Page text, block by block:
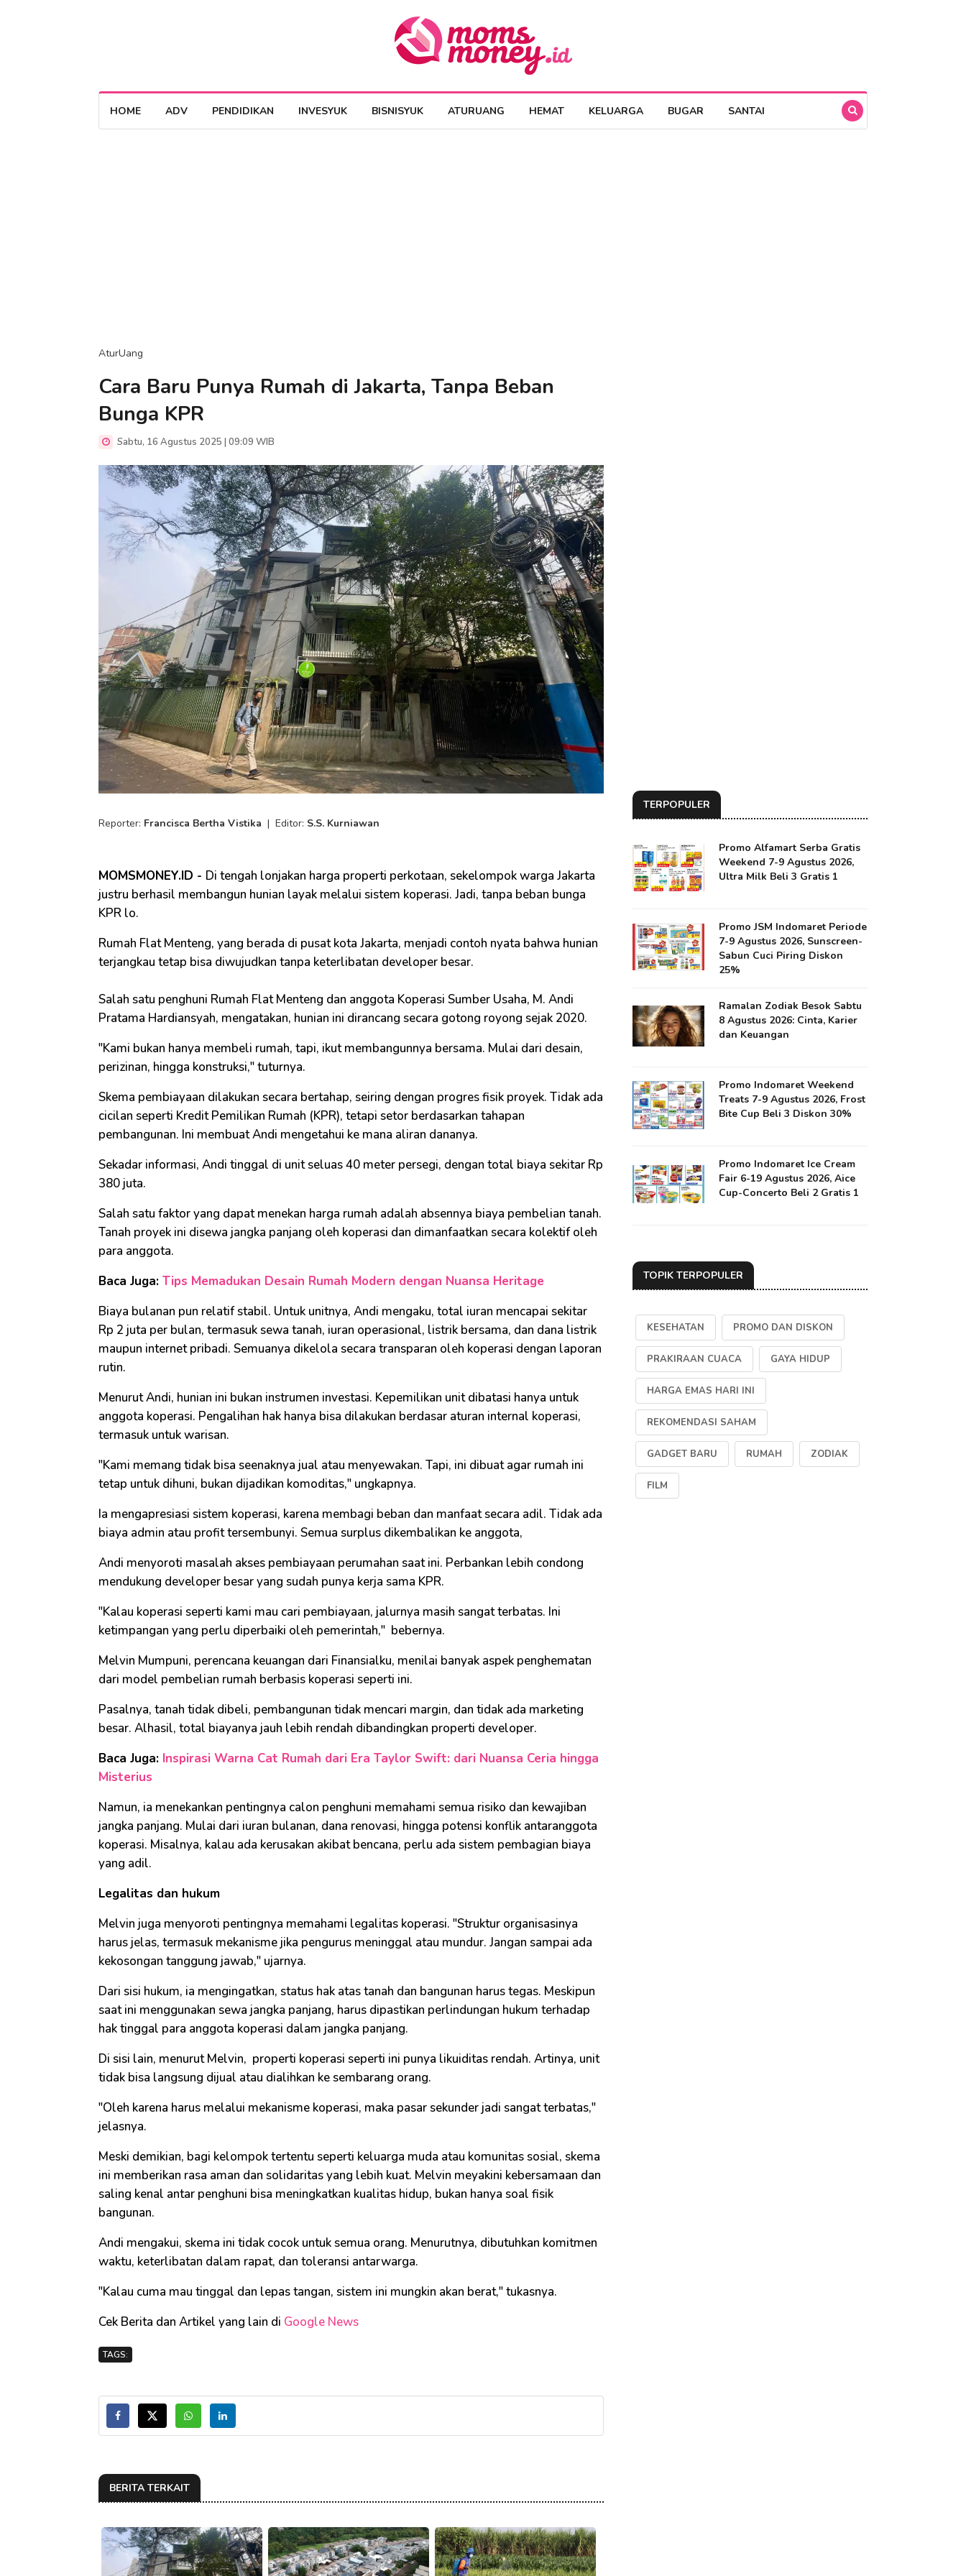
HOME ADV PENDIDIKAN INVESYUK BISNISYUK ATURUANG HEMAT KELUARGA BUGAR SANTAI
AturUang
Cara Baru Punya Rumah di Jakarta, Tanpa Beban
Bunga KPR
Sabtu, 16 Agustus 2025 | 09:09 WIB
Reporter: Francisca Bertha Vistika | Editor: S.S. Kurniawan
MOMSMONEY.ID - Di tengah lonjakan harga properti perkotaan, sekelompok warga Jakarta
justru berhasil membangun hunian layak melalui sistem koperasi. Jadi, tanpa beban bunga
KPR lo.
Rumah Flat Menteng, yang berada di pusat kota Jakarta, menjadi contoh nyata bahwa hunian
terjangkau tetap bisa diwujudkan tanpa keterlibatan developer besar.
Salah satu penghuni Rumah Flat Menteng dan anggota Koperasi Sumber Usaha, M. Andi
Pratama Hardiansyah, mengatakan, hunian ini dirancang secara gotong royong sejak 2020.
"Kami bukan hanya membeli rumah, tapi, ikut membangunnya bersama. Mulai dari desain,
perizinan, hingga konstruksi," tuturnya.
Skema pembiayaan dilakukan secara bertahap, seiring dengan progres fisik proyek. Tidak ada
cicilan seperti Kredit Pemilikan Rumah (KPR), tetapi setor berdasarkan tahapan
pembangunan. Ini membuat Andi mengetahui ke mana aliran dananya.
Sekadar informasi, Andi tinggal di unit seluas 40 meter persegi, dengan total biaya sekitar Rp
380 juta.
Salah satu faktor yang dapat menekan harga rumah adalah absennya biaya pembelian tanah.
Tanah proyek ini disewa jangka panjang oleh koperasi dan dimanfaatkan secara kolektif oleh
para anggota.
Baca Juga: Tips Memadukan Desain Rumah Modern dengan Nuansa Heritage
Biaya bulanan pun relatif stabil. Untuk unitnya, Andi mengaku, total iuran mencapai sekitar
Rp 2 juta per bulan, termasuk sewa tanah, iuran operasional, listrik bersama, dan dana listrik
maupun internet pribadi. Semuanya dikelola secara transparan oleh koperasi dengan laporan
rutin.
Menurut Andi, hunian ini bukan instrumen investasi. Kepemilikan unit dibatasi hanya untuk
anggota koperasi. Pengalihan hak hanya bisa dilakukan berdasar aturan internal koperasi,
termasuk untuk warisan.
"Kami memang tidak bisa seenaknya jual atau menyewakan. Tapi, ini dibuat agar rumah ini
tetap untuk dihuni, bukan dijadikan komoditas," ungkapnya.
Ia mengapresiasi sistem koperasi, karena membagi beban dan manfaat secara adil. Tidak ada
biaya admin atau profit tersembunyi. Semua surplus dikembalikan ke anggota,
Andi menyoroti masalah akses pembiayaan perumahan saat ini. Perbankan lebih condong
mendukung developer besar yang sudah punya kerja sama KPR.
"Kalau koperasi seperti kami mau cari pembiayaan, jalurnya masih sangat terbatas. Ini
ketimpangan yang perlu diperbaiki oleh pemerintah," bebernya.
Melvin Mumpuni, perencana keuangan dari Finansialku, menilai banyak aspek penghematan
dari model pembelian rumah berbasis koperasi seperti ini.
Pasalnya, tanah tidak dibeli, pembangunan tidak mencari margin, dan tidak ada marketing
besar. Alhasil, total biayanya jauh lebih rendah dibandingkan properti developer.
Baca Juga: Inspirasi Warna Cat Rumah dari Era Taylor Swift: dari Nuansa Ceria hingga
Misterius
Namun, ia menekankan pentingnya calon penghuni memahami semua risiko dan kewajiban
jangka panjang. Mulai dari iuran bulanan, dana renovasi, hingga potensi konflik antaranggota
koperasi. Misalnya, kalau ada kerusakan akibat bencana, perlu ada sistem pembagian biaya
yang adil.
Legalitas dan hukum
Melvin juga menyoroti pentingnya memahami legalitas koperasi. "Struktur organisasinya
harus jelas, termasuk mekanisme jika pengurus meninggal atau mundur. Jangan sampai ada
kekosongan tanggung jawab," ujarnya.
Dari sisi hukum, ia mengingatkan, status hak atas tanah dan bangunan harus tegas. Meskipun
saat ini menggunakan sewa jangka panjang, harus dipastikan perlindungan hukum terhadap
hak tinggal para anggota koperasi dalam jangka panjang.
Di sisi lain, menurut Melvin, properti koperasi seperti ini punya likuiditas rendah. Artinya, unit
tidak bisa langsung dijual atau dialihkan ke sembarang orang.
"Oleh karena harus melalui mekanisme koperasi, maka pasar sekunder jadi sangat terbatas,"
jelasnya.
Meski demikian, bagi kelompok tertentu seperti keluarga muda atau komunitas sosial, skema
ini memberikan rasa aman dan solidaritas yang lebih kuat. Melvin meyakini kebersamaan dan
saling kenal antar penghuni bisa meningkatkan kualitas hidup, bukan hanya soal fisik
bangunan.
Andi mengakui, skema ini tidak cocok untuk semua orang. Menurutnya, dibutuhkan komitmen
waktu, keterlibatan dalam rapat, dan toleransi antarwarga.
"Kalau cuma mau tinggal dan lepas tangan, sistem ini mungkin akan berat," tukasnya.
Cek Berita dan Artikel yang lain di Google News
TAGS:
BERITA TERKAIT
TERPOPULER
Promo Alfamart Serba Gratis
Weekend 7-9 Agustus 2026,
Ultra Milk Beli 3 Gratis 1
Promo JSM Indomaret Periode
7-9 Agustus 2026, Sunscreen-
Sabun Cuci Piring Diskon
25%
Ramalan Zodiak Besok Sabtu
8 Agustus 2026: Cinta, Karier
dan Keuangan
Promo Indomaret Weekend
Treats 7-9 Agustus 2026, Frost
Bite Cup Beli 3 Diskon 30%
Promo Indomaret Ice Cream
Fair 6-19 Agustus 2026, Aice
Cup-Concerto Beli 2 Gratis 1
TOPIK TERPOPULER
KESEHATAN PROMO DAN DISKON
PRAKIRAAN CUACA GAYA HIDUP
HARGA EMAS HARI INI
REKOMENDASI SAHAM
GADGET BARU RUMAH ZODIAK
FILM